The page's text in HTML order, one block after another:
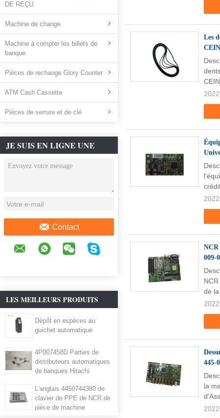
DE REÇU
Machine de change
Machine à compter les billets de
banque
Pièces de rechange Glory Counter
ATM Cash Cassette
Pièces de serrure et de clé
JE SUIS EN LIGNE UNE
DISCUSSION EN LIGNE
Contact
LES MEILLEURS PRODUITS
Dépôt en espèces au
guichet automatique
4P007458D Parties de
distributeurs automatiques
de banques Hitachi
L'anglais 4450744380 de
clavier de PPE de NCR de
pièce de machine
Les
NCR
009-
de
445-
la